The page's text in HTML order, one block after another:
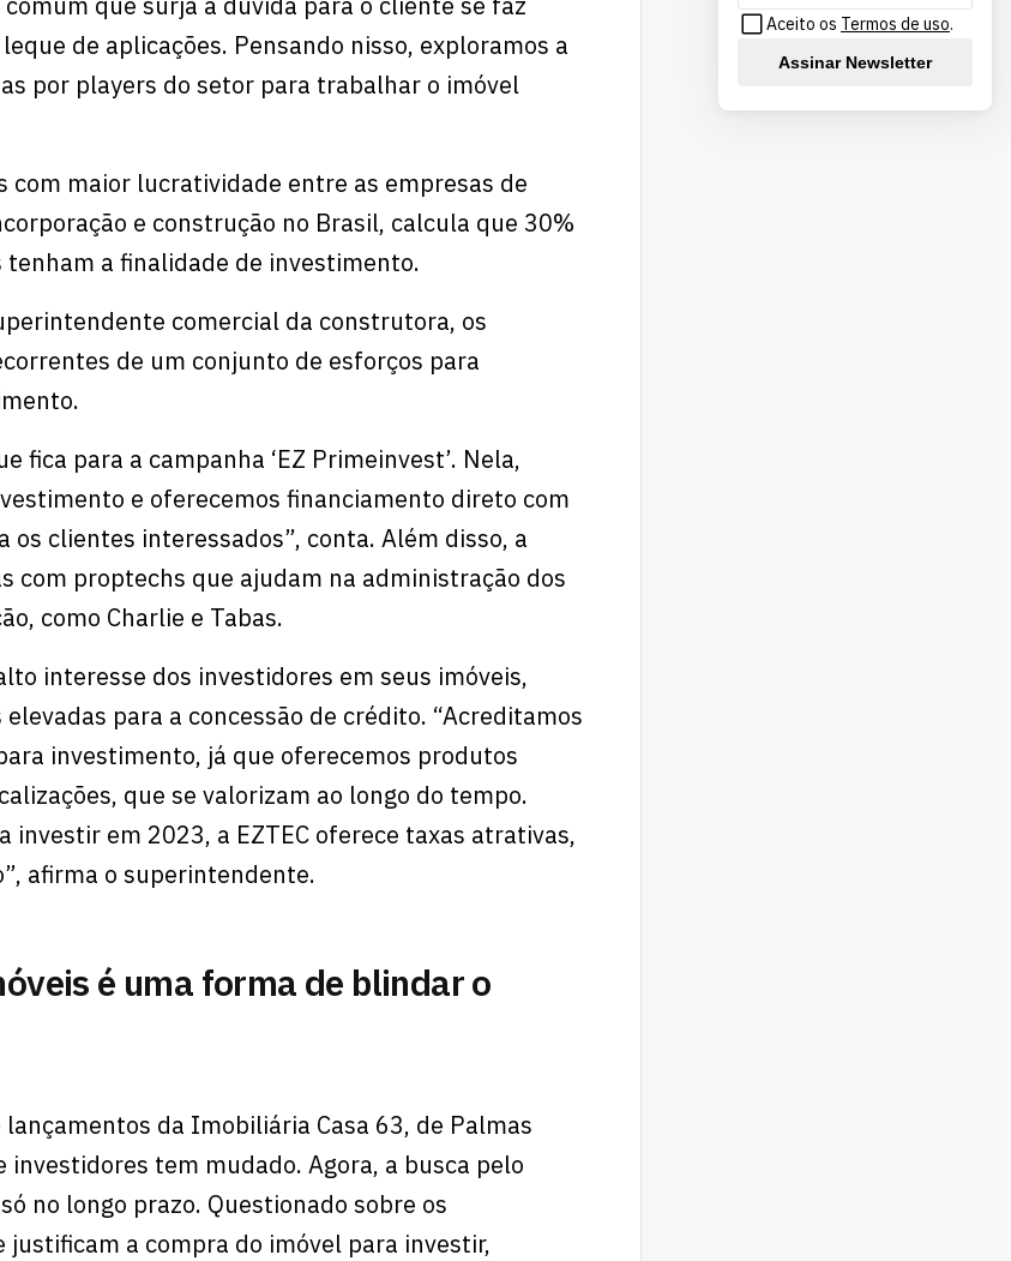
de aplicações. Pensando nisso, exploramos a
por players do setor para trabalhar o imóvel
com maior lucratividade entre as empresas de
e construção no Brasil, calcula que 30%
tenham a finalidade de investimento.
comercial da construtora, os
de um conjunto de esforços para
fica para a campanha ‘EZ Primeinvest’. Nela,
e oferecemos financiamento direto com
os clientes interessados”, conta. Além disso, a
com proptechs que ajudam na administração dos
como Charlie e Tabas.
interesse dos investidores em seus imóveis,
para a concessão de crédito. “Acreditamos
investimento, já que oferecemos produtos
que se valorizam ao longo do tempo.
investir em 2023, a EZTEC oferece taxas atrativas,
afirma o superintendente.
é uma forma de blindar o
da Imobiliária Casa 63, de Palmas
investidores tem mudado. Agora, a busca pelo
no longo prazo. Questionado sobre os
a compra do imóvel para investir,
Aceito os Termos de uso.
Assinar Newsletter